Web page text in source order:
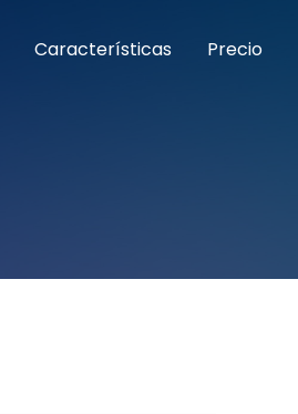
Características Precio